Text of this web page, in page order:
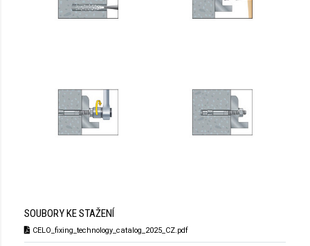
SOUBORY KE STAŽENÍ
CELO_fixing_technology_catalog_2025_CZ.pdf